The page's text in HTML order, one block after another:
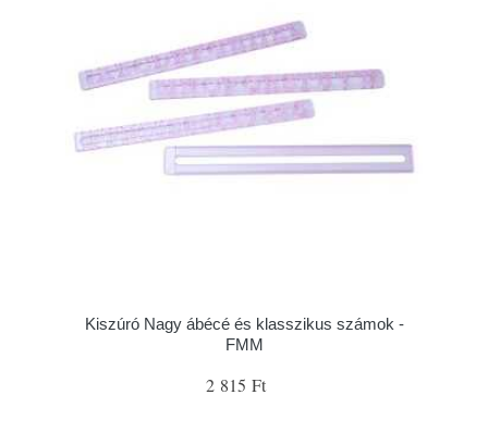
Kiszúró Nagy ábécé és klasszikus számok -
FMM
2 815 Ft